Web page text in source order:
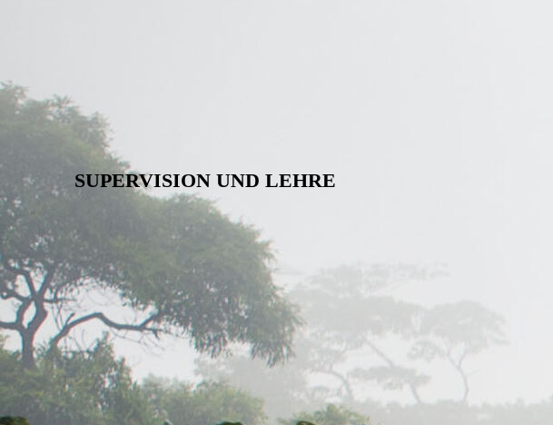
SUPERVISION UND LEHRE